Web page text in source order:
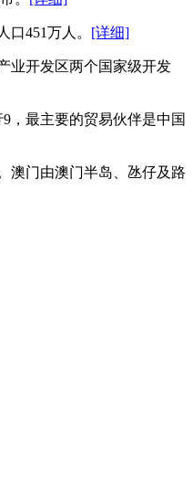
451万人。 [详细]
业开发区两个国家级开发
，最主要的贸易伙伴是中国
澳门由澳门半岛、氹仔及路